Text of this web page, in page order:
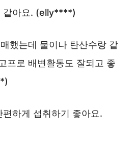
같아요. (elly****)
했는데 물이나 탄산수랑 같
프로 배변활동도 잘되고 좋
하게 섭취하기 좋아요.